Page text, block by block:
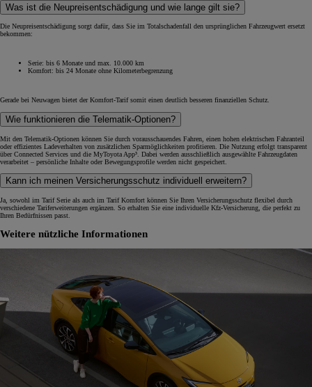
Was ist die Neupreisentschädigung und wie lange gilt sie?
Die Neupreisentschädigung sorgt dafür, dass Sie im Totalschadenfall den ursprünglichen Fahrzeugwert ersetzt
bekommen:
Serie: bis 6 Monate und max. 10.000 km
Komfort: bis 24 Monate ohne Kilometerbegrenzung
Gerade bei Neuwagen bietet der Komfort-Tarif somit einen deutlich besseren finanziellen Schutz.
Wie funktionieren die Telematik-Optionen?
Mit den Telematik-Optionen können Sie durch vorausschauendes Fahren, einen hohen elektrischen Fahranteil
oder effizientes Ladeverhalten von zusätzlichen Sparmöglichkeiten profitieren. Die Nutzung erfolgt transparent
über Connected Services und die MyToyota App³. Dabei werden ausschließlich ausgewählte Fahrzeugdaten
verarbeitet – persönliche Inhalte oder Bewegungsprofile werden nicht gespeichert.
Kann ich meinen Versicherungsschutz individuell erweitern?
Ja, sowohl im Tarif Serie als auch im Tarif Komfort können Sie Ihren Versicherungsschutz flexibel durch
verschiedene Tariferweiterungen ergänzen. So erhalten Sie eine individuelle Kfz-Versicherung, die perfekt zu
Ihren Bedürfnissen passt.
Weitere nützliche Informationen